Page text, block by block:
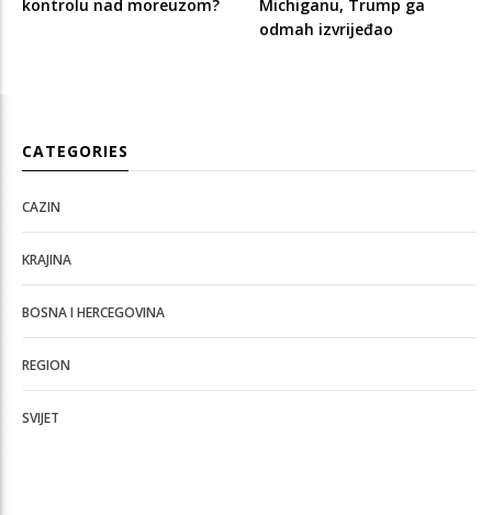
kontrolu nad moreuzom?
Michiganu, Trump ga
odmah izvrijeđao
CATEGORIES
CAZIN
KRAJINA
BOSNA I HERCEGOVINA
REGION
SVIJET